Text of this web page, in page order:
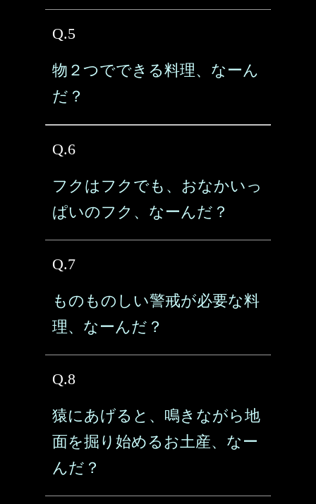
Q.5
物２つでできる料理、なーん
だ？
Q.6
フクはフクでも、おなかいっ
ぱいのフク、なーんだ？
Q.7
ものものしい警戒が必要な料
理、なーんだ？
Q.8
猿にあげると、鳴きながら地
面を掘り始めるお土産、なー
んだ？